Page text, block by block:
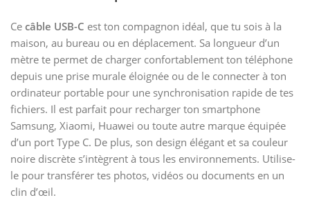
Ce câble USB-C est ton compagnon idéal, que tu sois à la
maison, au bureau ou en déplacement. Sa longueur d’un
mètre te permet de charger confortablement ton téléphone
depuis une prise murale éloignée ou de le connecter à ton
ordinateur portable pour une synchronisation rapide de tes
fichiers. Il est parfait pour recharger ton smartphone
Samsung, Xiaomi, Huawei ou toute autre marque équipée
d’un port Type C. De plus, son design élégant et sa couleur
noire discrète s’intègrent à tous les environnements. Utilise-
le pour transférer tes photos, vidéos ou documents en un
clin d’œil.